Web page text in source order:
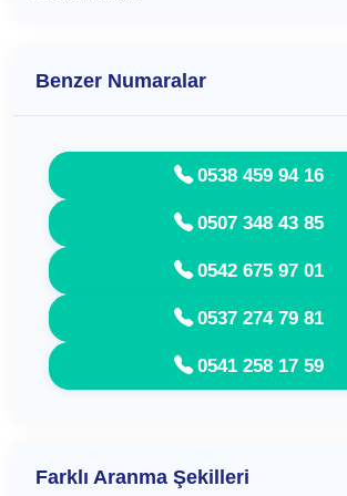
Benzer Numaralar
0538 459 94 16
0507 348 43 85
0542 675 97 01
0537 274 79 81
0541 258 17 59
Farklı Aranma Şekilleri